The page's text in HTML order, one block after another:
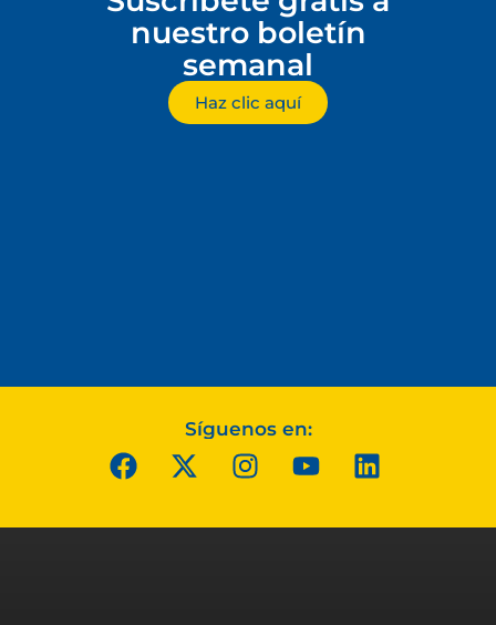
nuestro boletín
semanal
Haz clic aquí
Síguenos en: